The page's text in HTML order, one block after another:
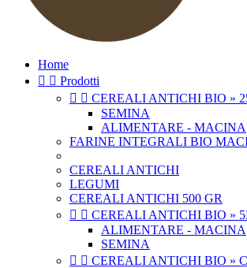
Home
  Prodotti
  CEREALI ANTICHI BIO »
SEMINA
ALIMENTARE - MACINA
FARINE INTEGRALI BIO
CEREALI ANTICHI
LEGUMI
CEREALI ANTICHI 500 GR
  CEREALI ANTICHI BIO »
ALIMENTARE - MACINA
SEMINA
  CEREALI ANTICHI BIO »